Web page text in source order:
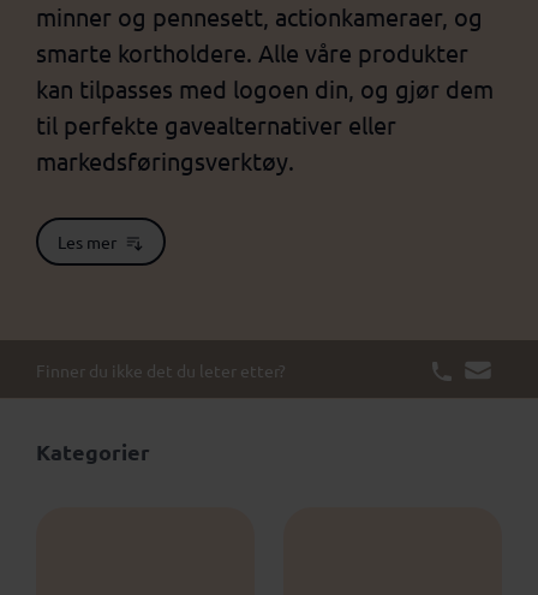
minner og pennesett, actionkameraer, og
smarte kortholdere. Alle våre produkter
kan tilpasses med logoen din, og gjør dem
til perfekte gavealternativer eller
markedsføringsverktøy.
Les mer
Finner du ikke det du leter etter?
Kategorier